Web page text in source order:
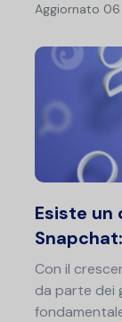
Aggiornato 06
Esiste un
Con il
da parte dei